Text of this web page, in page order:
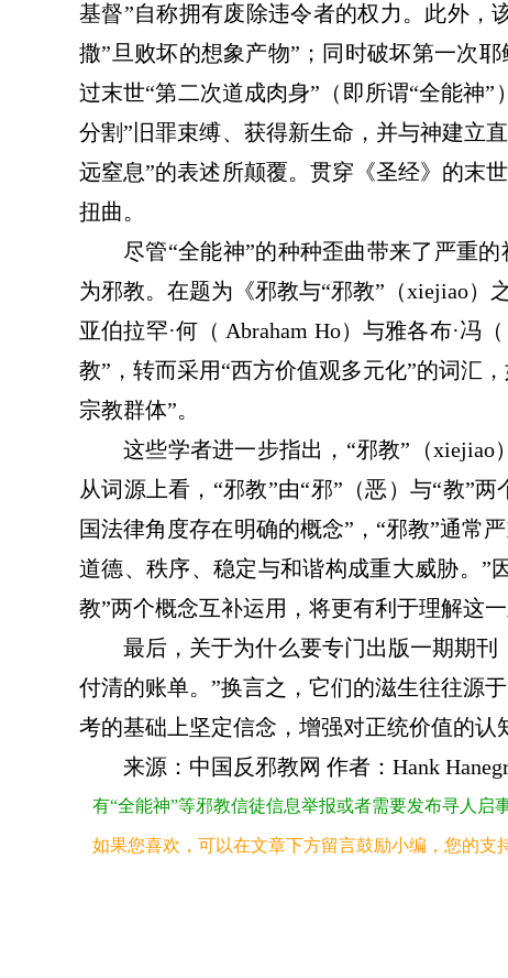
基督”自称拥有废除违令者的权力。此外，
撒”旦败坏的想象产物”；同时破坏第一次
过末世“第二次道成肉身”（即所谓“全能神”
分割”旧罪束缚、获得新生命，并与神建立
远窒息”的表述所颠覆。贯穿《圣经》的末
扭曲。
尽管“全能神”的种种歪曲带来了严重
为邪教。在题为《邪教与“邪教”（xiejiao）
亚伯拉罕·何（ Abraham Ho）与雅各布·冯（
教”，转而采用“西方价值观多元化”的词汇
宗教群体”。
这些学者进一步指出， “邪教”（xiejiao
从词源上看，“邪教”由“邪”（恶）与“教”
国法律角度存在明确的概念”，“邪教”通常
道德、秩序、稳定与和谐构成重大威胁。”
教”两个概念互补运用，将更有利于理解这一
最后，关于为什么要专门出版一期期刊
付清的账单。”换言之，它们的滋生往往源
考的基础上坚定信念，增强对正统价值的认
来源： 中国反邪教网 作者： Hank
有“全能神”等邪教信徒信息举报或者需要发布寻人启
如果您喜欢，可以在文章下方留言鼓励小编，您的